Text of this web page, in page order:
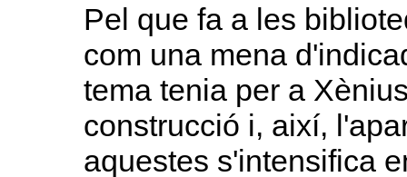
Pel que fa a les
com una mena
tema tenia per a
construcció i, així,
aquestes s'intensifica